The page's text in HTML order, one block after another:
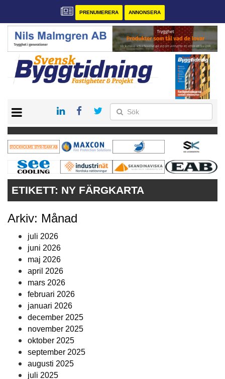
PRENUMERERA ANNONSERA
PRENUMERERA
VÅRA ANDRA MAGASIN
ANNONSERA
KONTAKT
ETIKETT: NY FÄRGKARTA
Arkiv: Månad
juli 2026
juni 2026
maj 2026
april 2026
mars 2026
februari 2026
januari 2026
december 2025
november 2025
oktober 2025
september 2025
augusti 2025
juli 2025